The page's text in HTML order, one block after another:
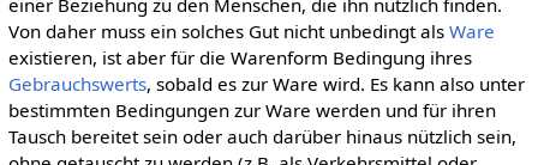
einer Beziehung zu den Menschen, die ihn nützlich finden.
Von daher muss ein solches Gut nicht unbedingt als Ware
existieren, ist aber für die Warenform Bedingung ihres
Gebrauchswerts, sobald es zur Ware wird. Es kann also unter
bestimmten Bedingungen zur Ware werden und für ihren
Tausch bereitet sein oder auch darüber hinaus nützlich sein,